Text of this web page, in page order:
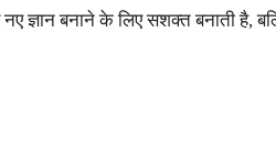
ज्ञान बनाने के लिए सशक्त बनाती है,